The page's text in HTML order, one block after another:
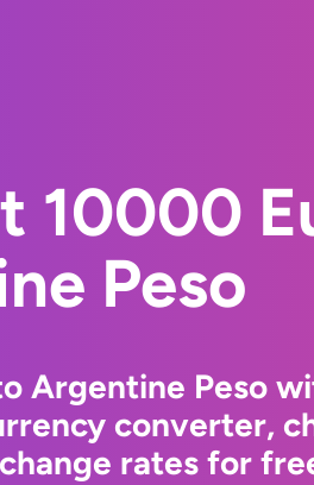
10000
Peso
Argentine Peso
converter,
rates for